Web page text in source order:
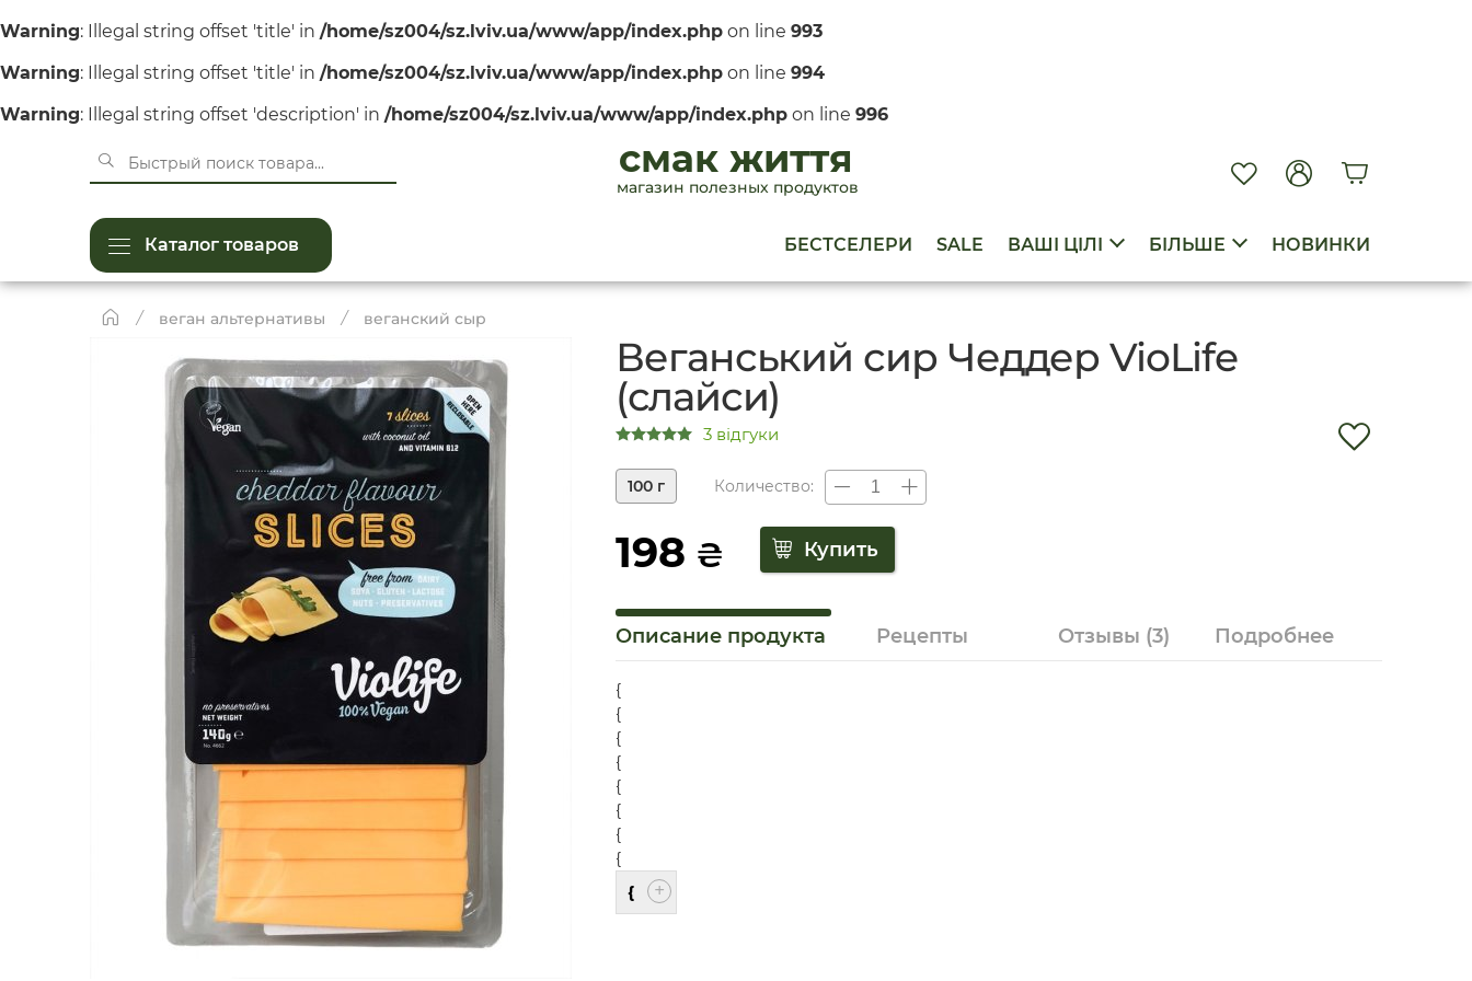
Warning: Illegal string offset 'title' in /home/sz004/sz.lviv.ua/www/app/index.php on line 993
Warning: Illegal string offset 'title' in /home/sz004/sz.lviv.ua/www/app/index.php on line 994
Warning: Illegal string offset 'description' in /home/sz004/sz.lviv.ua/www/app/index.php on line 996
смак життя
магазин полезных продуктов
Каталог товаров БЕСТСЕЛЕРИ SALE ВАШІ ЦІЛІ БІЛЬШЕ НОВИНКИ
веган альтернативы веганский сыр
Веганський сир Чеддер VioLife
(слайси)
3 відгуки
100 г Количество:
198 ₴
Описание продукта Рецепты Отзывы (3) Подробнее
{
{
{
{
{
{
{
{
{